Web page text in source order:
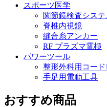
スポーツ医学
関節鏡検査システ
脊椎内視鏡
縫合糸アンカー
RF プラズマ電極
パワーツール
整形外科用コー
手足用電動工具
おすすめ商品